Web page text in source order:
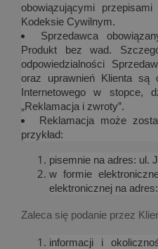
obowiązującymi
Kodeksie Cywilnym.
Sprzedawca
Produkt bez wad.
odpowiedzialności
oraz uprawnień Klienta są
Internetowego w stopce,
„Reklamacja i zwroty”.
Reklamacja może
przykład:
pisemnie na adres: ul.
w formie
elektronicznej na
Zaleca się podanie przez
informacji i